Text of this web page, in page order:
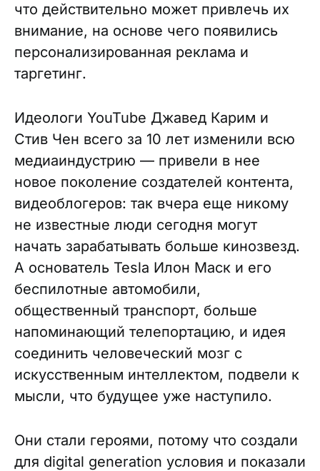
что действительно может привлечь их
внимание, на основе чего появились
персонализированная реклама и
таргетинг.
Идеологи YouTube Джавед Карим и
Стив Чен всего за 10 лет изменили всю
медиаиндустрию — привели в нее
новое поколение создателей контента,
видеоблогеров: так вчера еще никому
не известные люди сегодня могут
начать зарабатывать больше кинозвезд.
А основатель Tesla Илон Маск и его
беспилотные автомобили,
общественный транспорт, больше
напоминающий телепортацию, и идея
соединить человеческий мозг с
искусственным интеллектом, подвели к
мысли, что будущее уже наступило.
Они стали героями, потому что создали
для digital generation условия и показали